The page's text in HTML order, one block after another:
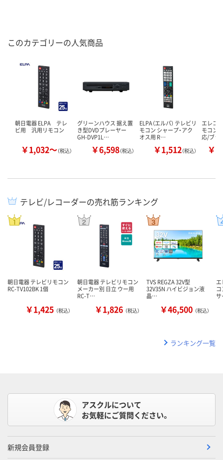
このカテゴリーの人気商品
朝日電器 ELPA テレ
ビ用 汎用リモコン
￥1,032～（税込）
グリーンハウス 据え置
き型DVDプレーヤー
GH-DVP1L…
￥6,598（税込）
ELPA（エルパ） テレビリ
モコン シャープ・アク
オス用 R…
￥1,512（税込）
エレコ
モコン/
応/ブラ
￥
テレビ/レコーダーの売れ筋ランキング
朝日電器 テレビリモコン
RC-TV102BK 1個
￥1,425 （税込）
朝日電器 テレビリモコン
メーカー別 日立 ウー用
RC-T…
￥1,826 （税込）
TVS REGZA 32V型
32V35N ハイビジョン液
晶…
￥46,500 （税込）
ランキング一覧
アスクルについて
お気軽にご質問ください。
新規会員登録